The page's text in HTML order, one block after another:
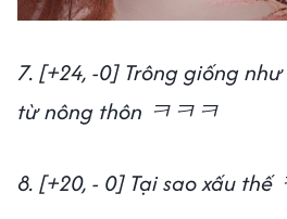
7. [+24, -0] Trông giống
từ nông thôn ㅋㅋㅋ
8. [+20, - 0] Tại sao xấu thế